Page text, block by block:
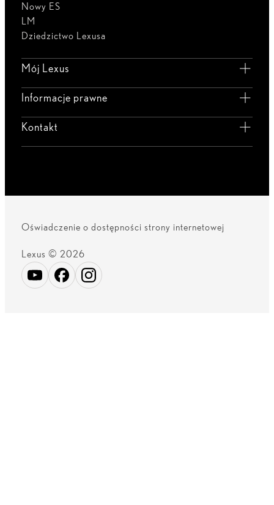
Nowy ES
LM
Dziedzictwo Lexusa
Mój Lexus
Informacje prawne
Kontakt
Oświadczenie o dostępności strony internetowej
Lexus © 2026